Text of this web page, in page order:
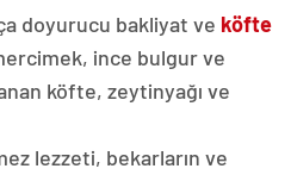
doyurucu bakliyat ve köfte
ince bulgur ve
köfte, zeytinyağı ve
lezzeti, bekarların ve